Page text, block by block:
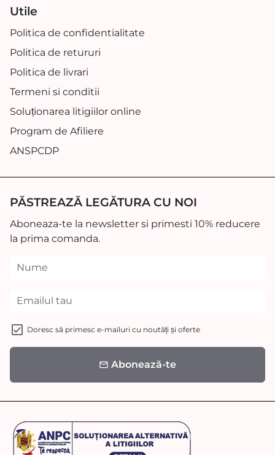
Utile
Politica de confidentialitate
Politica de retururi
Politica de livrari
Termeni si conditii
Soluționarea litigiilor online
Program de Afiliere
ANSPCDP
PĂSTREAZĂ LEGĂTURA CU NOI
Aboneaza-te la newsletter si primesti 10% reducere
la prima comanda.
Doresc să primesc e-mailuri cu noutăți și oferte
email Abonează-te